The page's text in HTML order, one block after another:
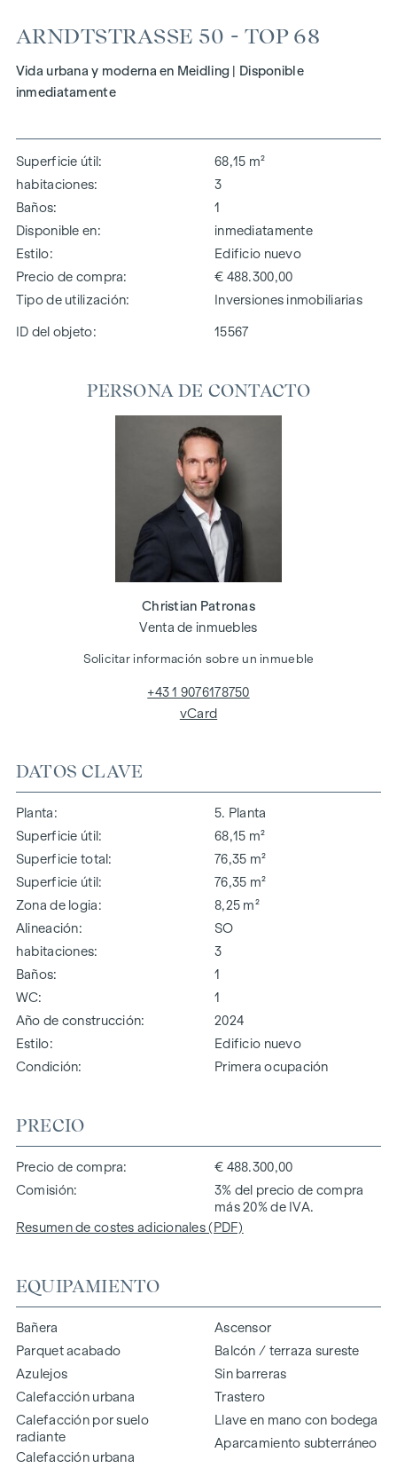
ARNDTSTRASSE 50 - TOP 68
Vida urbana y moderna en Meidling | Disponible
inmediatamente
Superficie útil
68,15 m²
habitaciones
3
Baños
1
Disponible en
inmediatamente
Estilo
Edificio nuevo
Precio de compra
€ 488.300,00
Tipo de utilización
Inversiones inmobiliarias
ID del objeto: 15567
DATOS CLAVE
Planta
5. Planta
Superficie útil
68,15 m²
Superficie total
76,35 m²
Superficie útil
76,35 m²
Zona de logia
8,25 m²
Alineación
SO
habitaciones
3
Baños
1
WC
1
Año de construcción
2024
Estilo
Edificio nuevo
Condición
Primera ocupación
PRECIO
Precio de compra
€ 488.300,00
Comisión
3% del precio de compra
más 20% de IVA.
Resumen de costes adicionales (PDF)
EQUIPAMIENTO
Bañera
Parquet acabado
Azulejos
Calefacción urbana
Calefacción por suelo
radiante
Calefacción urbana
Ascensor
Balcón / terraza sureste
Sin barreras
Trastero
Llave en mano con bodega
Aparcamiento subterráneo
PERSONA DE CONTACTO
Christian Patronas
Venta de inmuebles
Solicitar información sobre un inmueble
+43 1 9076178750
vCard